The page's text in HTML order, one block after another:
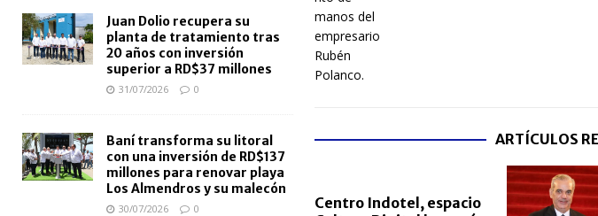
ARTÍCULOS
Centro Indotel, espacio
Juan Dolio recupera su
planta de tratamiento tras
20 años con inversión
superior a RD$37 millones
31/07/2026 0
Baní transforma su litoral
con una inversión de RD$137
millones para renovar playa
Los Almendros y su malecón
30/07/2026 0